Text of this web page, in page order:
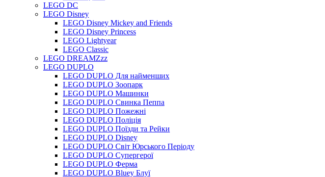
LEGO DC
LEGO Disney
LEGO Disney Mickey and Friends
LEGO Disney Princess
LEGO Lightyear
LEGO Classic
LEGO DREAMZzz
LEGO DUPLO
LEGO DUPLO Для найменших
LEGO DUPLO Зоопарк
LEGO DUPLO Машинки
LEGO DUPLO Свинка Пеппа
LEGO DUPLO Пожежні
LEGO DUPLO Поліція
LEGO DUPLO Поїзди та Рейки
LEGO DUPLO Disney
LEGO DUPLO Світ Юрського Періоду
LEGO DUPLO Супергерої
LEGO DUPLO Ферма
LEGO DUPLO Bluey Блуї